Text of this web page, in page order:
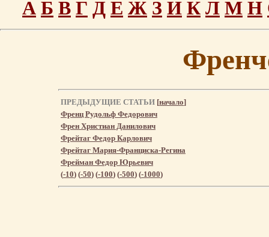
А Б В Г Д Е Ж З И К Л М Н
ПРЕДЫДУЩИЕ СТАТЬИ [начало]
Френц Рудольф Федорович
Френ Христиан Данилович
Фрейтаг Федор Карлович
Фрейтаг Мария-Франциска-Регина
Фрейман Федор Юрьевич
(-10) (-50) (-100) (-500) (-1000)